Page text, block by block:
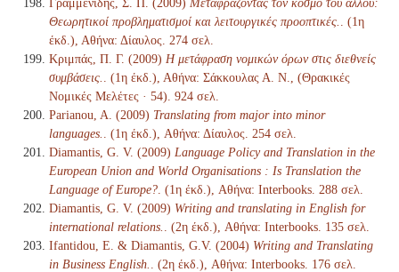
Γραμμενίδης, Σ. Π. (2009) Μεταφράζοντας τον κόσμο του άλλου:
Θεωρητικοί προβληματισμοί και λειτουργικές προοπτικές.
. (1η
έκδ.), Αθήνα: Δίαυλος. 274 σελ.
Κριμπάς, Π. Γ. (2009) Η μετάφραση νομικών όρων στις διεθνείς
συμβάσεις.
. (1η έκδ.), Αθήνα: Σάκκουλας Α. Ν., (Θρακικές
Νομικές Μελέτες · 54). 924 σελ.
Parianou, A. (2009) Translating from major into minor
languages.
. (1η έκδ.), Αθήνα: Δίαυλος. 254 σελ.
Diamantis, G. V. (2009) Language Policy and Translation in the
European Union and World Organisations : Is Translation the
Language of Europe? . (1η έκδ.), Αθήνα: Interbooks. 288 σελ.
Diamantis, G. V. (2009) Writing and translating in English for
international relations.
. (2η έκδ.), Αθήνα: Interbooks. 135 σελ.
Ifantidou, Ε. & Diamantis, G.V. (2004) Writing and Translating
in Business English.
. (2η έκδ.), Αθήνα: Interbooks. 176 σελ.